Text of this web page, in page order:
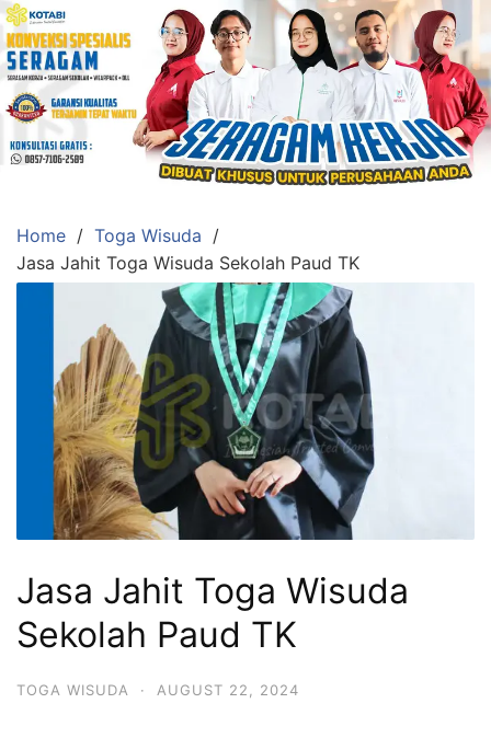
Skip
to
content
Konveksi
Toko
Abi
Baju
Seragam,
Wisuda,Jas
Almamater
Home
Toga Wisuda
Jasa Jahit Toga Wisuda Sekolah Paud TK
Jasa Jahit Toga Wisuda
Sekolah Paud TK
TOGA WISUDA · AUGUST 22, 2024